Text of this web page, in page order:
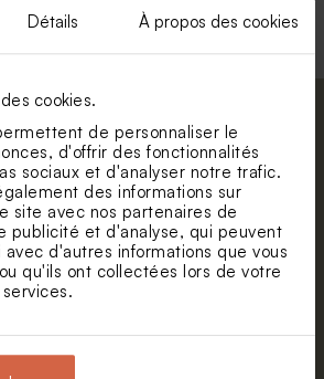
Détails À propos des cookies
cookies.
de personnaliser le
d'offrir des fonctionnalités
sociaux et d'analyser notre trafic.
des informations sur
site avec nos partenaires de
publicité et d'analyse, qui peuvent
d'autres informations que vous
qu'ils ont collectées lors de votre
à la newsletter et restez
surprise : bénéficiez de 5%
S'abonner